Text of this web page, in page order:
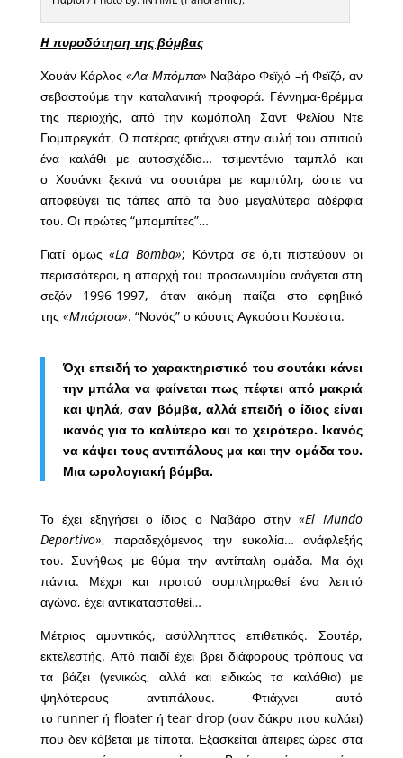
H πυροδότηση της βόμβας
Χουάν Κάρλος«Λα Μπόμπα» Ναβάρο Φεϊχό –ή Φεϊζό, αν
σεβαστούμε την καταλανική προφορά. Γέννημα-θρέμμα
της περιοχής, από την κωμόπολη Σαντ Φελίου Ντε
Γιομπρεγκάτ. Ο πατέρας φτιάχνει στην αυλή του σπιτιού
ένα καλάθι με αυτοσχέδιο… τσιμεντένιο ταμπλό και
ο Χουάνκι ξεκινά να σουτάρει με καμπύλη, ώστε να
αποφεύγει τις τάπες από τα δύο μεγαλύτερα αδέρφια
του. Οι πρώτες “μπομπίτες”…
Γιατί όμως«La Bomba»; Κόντρα σε ό,τι πιστεύουν οι
περισσότεροι, η απαρχή του προσωνυμίου ανάγεται στη
σεζόν 1996-1997, όταν ακόμη παίζει στο εφηβικό
της «Μπάρτσα». “Νονός” ο κόουτς Αγκούστι Κουέστα.
Όχι επειδή το χαρακτηριστικό του σουτάκι κάνει
την μπάλα να φαίνεται πως πέφτει από μακριά
και ψηλά, σαν βόμβα, αλλά επειδή ο ίδιος είναι
ικανός για το καλύτερο και το χειρότερο. Ικανός
να κάψει τους αντιπάλους μα και την ομάδα του.
Μια ωρολογιακή βόμβα.
Το έχει εξηγήσει ο ίδιος ο Ναβάρο στην«El Mundo
Deportivo», παραδεχόμενος την ευκολία… ανάφλεξής
του. Συνήθως με θύμα την αντίπαλη ομάδα. Μα όχι
πάντα. Μέχρι και προτού συμπληρωθεί ένα λεπτό
αγώνα, έχει αντικατασταθεί…
Μέτριος αμυντικός, ασύλληπτος επιθετικός. Σουτέρ,
εκτελεστής. Από παιδί έχει βρει διάφορους τρόπους να
τα βάζει (γενικώς, αλλά και ειδικώς τα καλάθια) με
ψηλότερους αντιπάλους. Φτιάχνει αυτό
το runner ή floater ή tear drop (σαν δάκρυ που κυλάει)
που δεν κόβεται με τίποτα. Εξασκείται άπειρες ώρες στα